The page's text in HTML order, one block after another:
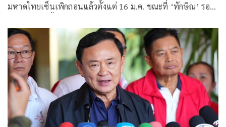
มหาดไทยเซ็นเพิกถอนแล้วตั้งแต่ 16 ม.ค. ขณะที่ ‘ทักษิณ’ รอ